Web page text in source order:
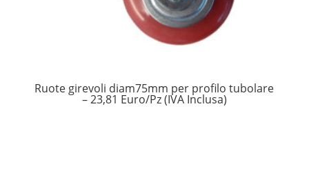
Ruote girevoli diam75mm per profilo tubolare
– 23,81 Euro/Pz (IVA Inclusa)